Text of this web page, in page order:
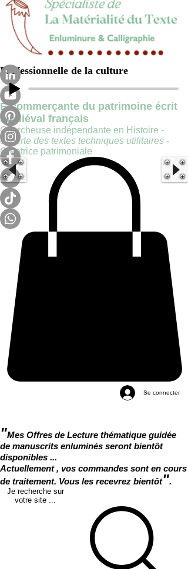
Professionnelle de la culture
E-commerçante du patrimoine écrit
médiéval français
Chercheuse indépendante en Histoire -
experte des textes techniques utilitaires -
Créatrice patrimoniale
Se connecter
"Mes Offres de Lecture thématique guidée
de manuscrits enluminés seront bientôt
disponibles ...
Actuellement , vos commandes sont en cours
de traitement. Vous les recevrez bientôt".
Je recherche sur
votre site ...